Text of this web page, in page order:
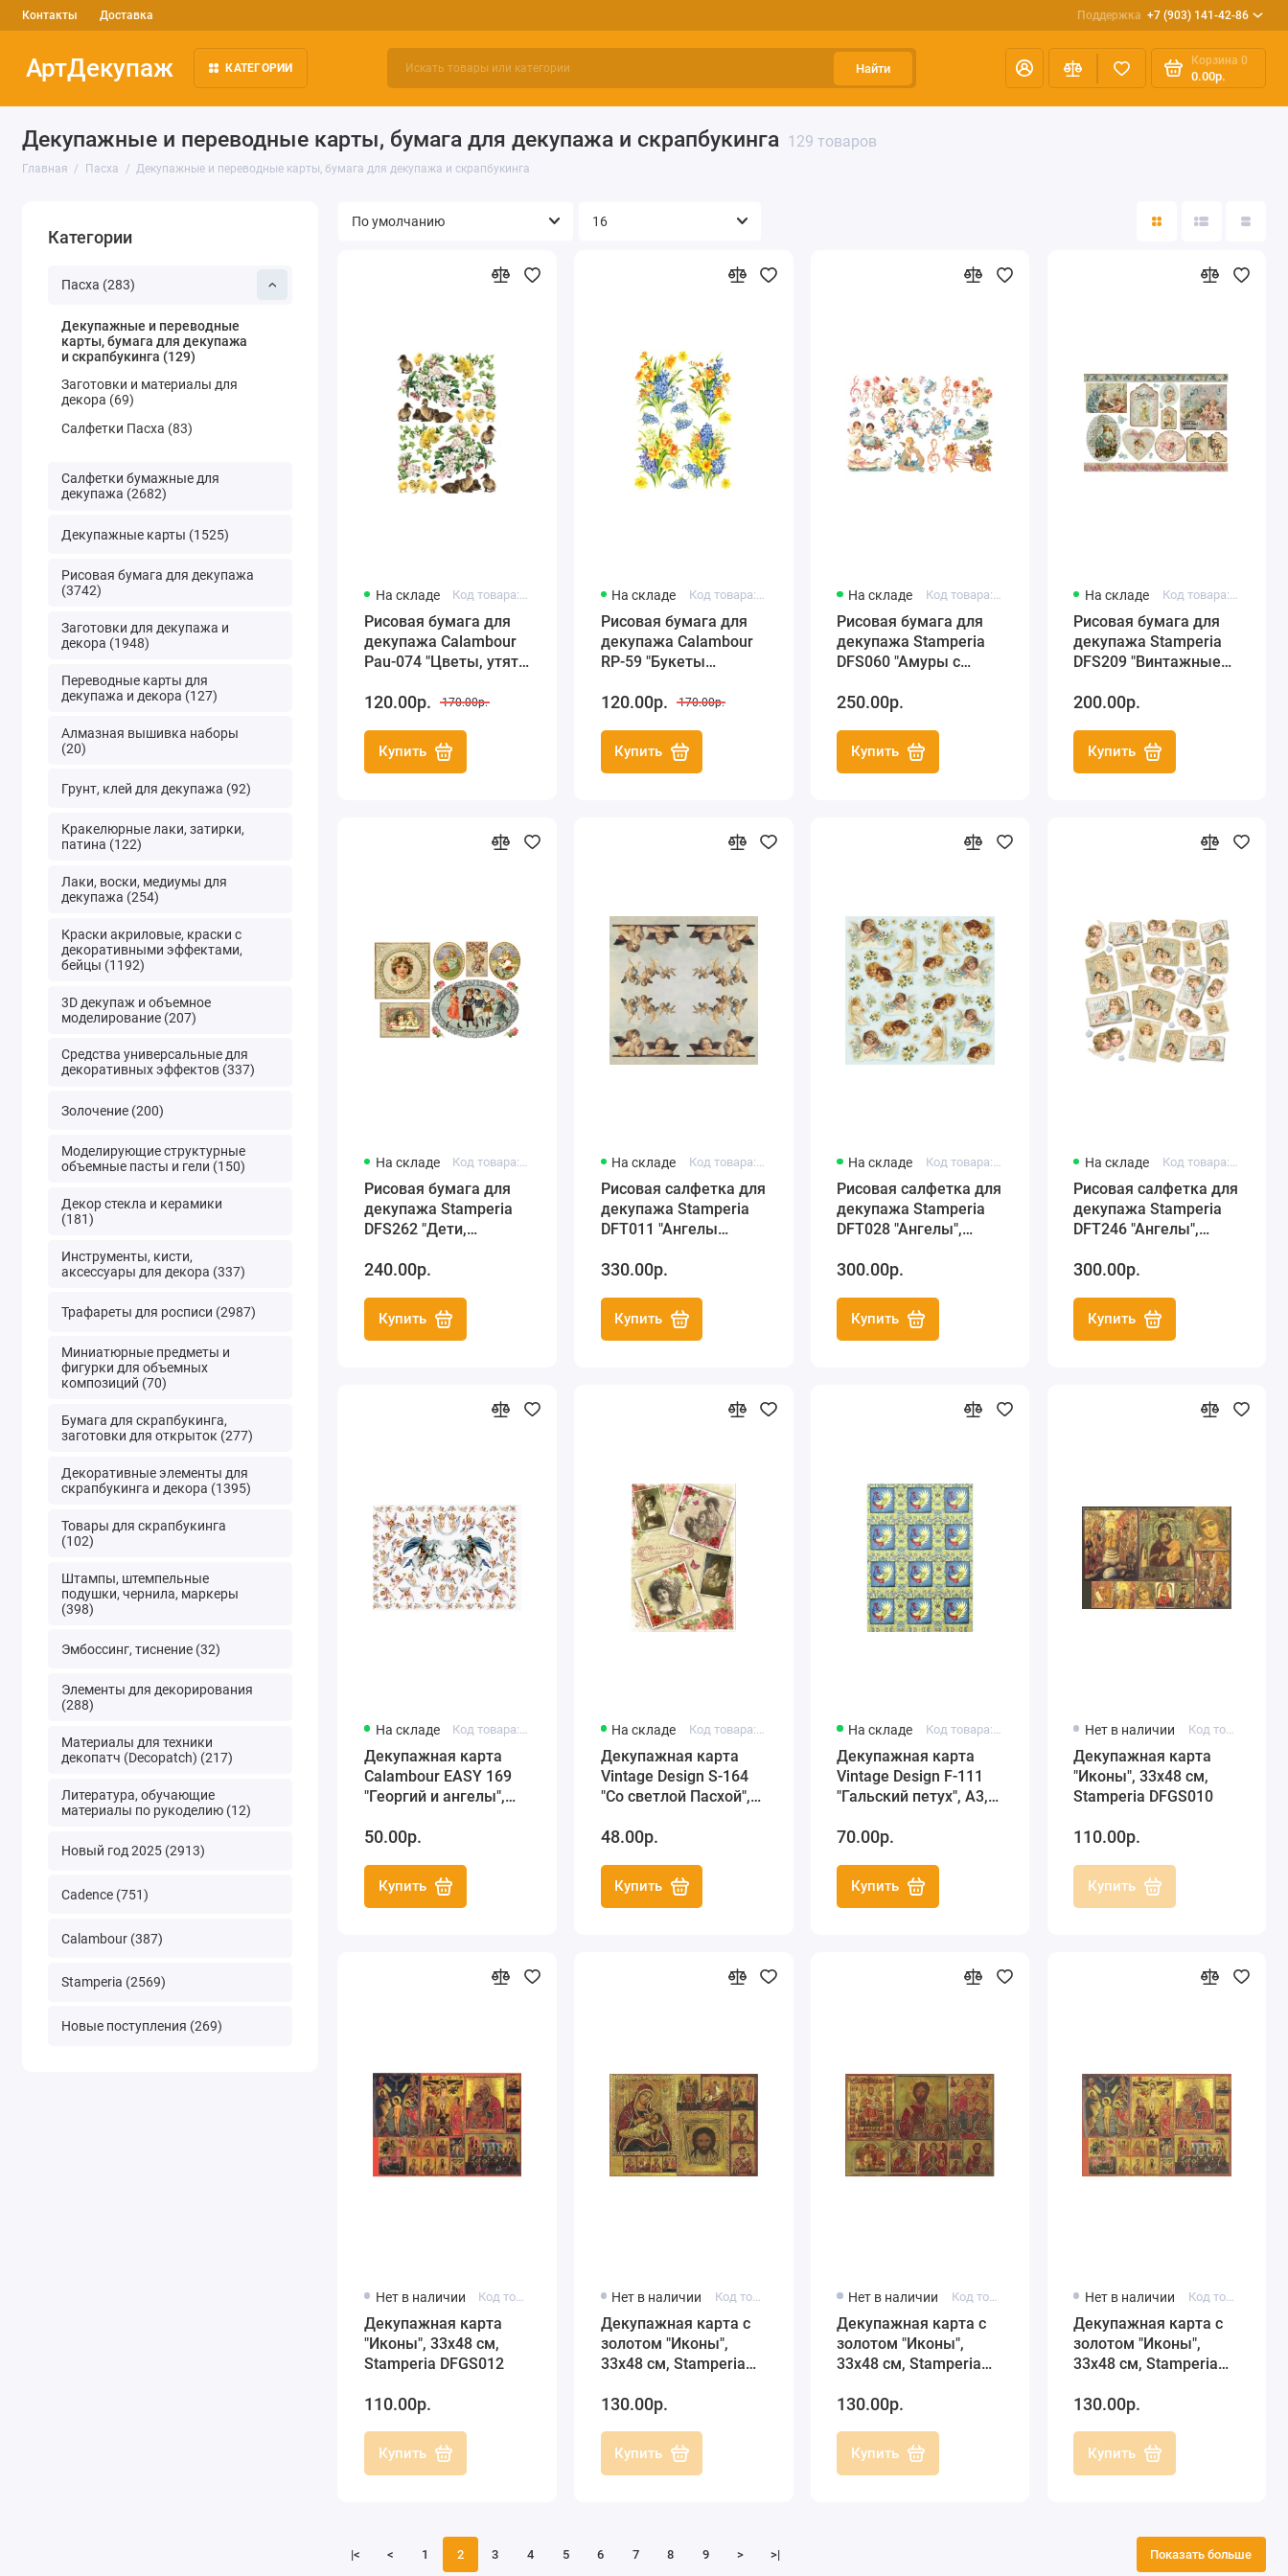
Контакты Доставка Поддержка +7 (903) 141-42-86
АртДекупаж КАТЕГОРИИ Найти
Корзина 0
0.00р.
Декупажные и переводные карты, бумага для декупажа и скрапбукинга 129 товаров
Главная Пасха Декупажные и переводные карты, бумага для декупажа и скрапбукинга
Категории
Пасха (283)
Декупажные и переводные
карты, бумага для декупажа
и скрапбукинга (129)
Заготовки и материалы для
декора (69)
Салфетки Пасха (83)
Салфетки бумажные для
декупажа (2682)
Декупажные карты (1525)
Рисовая бумага для декупажа
(3742)
Заготовки для декупажа и
декора (1948)
Переводные карты для
декупажа и декора (127)
Алмазная вышивка наборы
(20)
Грунт, клей для декупажа (92)
Кракелюрные лаки, затирки,
патина (122)
Лаки, воски, медиумы для
декупажа (254)
Краски акриловые, краски с
декоративными эффектами,
бейцы (1192)
3D декупаж и объемное
моделирование (207)
Средства универсальные для
декоративных эффектов (337)
Золочение (200)
Моделирующие структурные
объемные пасты и гели (150)
Декор стекла и керамики
(181)
Инструменты, кисти,
аксессуары для декора (337)
Трафареты для росписи (2987)
Миниатюрные предметы и
фигурки для объемных
композиций (70)
Бумага для скрапбукинга,
заготовки для открыток (277)
Декоративные элементы для
скрапбукинга и декора (1395)
Товары для скрапбукинга
(102)
Штампы, штемпельные
подушки, чернила, маркеры
(398)
Эмбоссинг, тиснение (32)
Элементы для декорирования
(288)
Материалы для техники
декопатч (Decopatch) (217)
Литература, обучающие
материалы по рукоделию (12)
Новый год 2025 (2913)
Cadence (751)
Calambour (387)
Stamperia (2569)
Новые поступления (269)
На складе Код товара: Pau-074
Рисовая бумага для
декупажа Calambour
Pau-074 "Цветы, утята
120.00р. 170.00р.
Купить
На складе Код товара: RP-59
Рисовая бумага для
декупажа Calambour
RP-59 "Букеты
120.00р. 170.00р.
Купить
На складе Код товара: DFS060
Рисовая бумага для
декупажа Stamperia
DFS060 "Амуры с
250.00р.
Купить
На складе Код товара: DFS209
Рисовая бумага для
декупажа Stamperia
DFS209 "Винтажные
200.00р.
Купить
На складе Код товара: DFS262
Рисовая бумага для
декупажа Stamperia
DFS262 "Дети,
240.00р.
Купить
На складе Код товара: DFT011
Рисовая салфетка для
декупажа Stamperia
DFT011 "Ангелы
330.00р.
Купить
На складе Код товара: DFT028
Рисовая салфетка для
декупажа Stamperia
DFT028 "Ангелы",
300.00р.
Купить
На складе Код товара: DFT246
Рисовая салфетка для
декупажа Stamperia
DFT246 "Ангелы",
300.00р.
Купить
На складе Код товара: EASY169
Декупажная карта
Calambour EASY 169
"Георгий и ангелы",
50.00р.
Купить
На складе Код товара: S-164
Декупажная карта
Vintage Design S-164
"Со светлой Пасхой",
48.00р.
Купить
На складе Код товара: F-111
Декупажная карта
Vintage Design F-111
"Гальский петух", А3,
70.00р.
Купить
Нет в наличии Код товара: DFGS010
Декупажная карта
"Иконы", 33х48 см,
Stamperia DFGS010
110.00р.
Купить
Нет в наличии
Декупажная карта
"Иконы", 33х48 см,
Stamperia DFGS012
110.00р.
Купить
Нет в наличии
Декупажная карта с
золотом "Иконы",
33х48 см, Stamperia
130.00р.
Купить
Нет в наличии Код товара: DFGS006
Декупажная карта с
золотом "Иконы",
33х48 см, Stamperia
130.00р.
Купить
Нет в наличии Код товара: DFGS007
Декупажная карта с
золотом "Иконы",
33х48 см, Stamperia
130.00р.
Купить
|< < 1 2 3 4 5 6 7 8 9 > >| Показать больше